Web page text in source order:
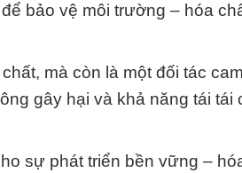
bảo vệ môi trường – hóa
mà còn là một đối tác
gây hại và khả năng tái tái
sự phát triển bền vững –